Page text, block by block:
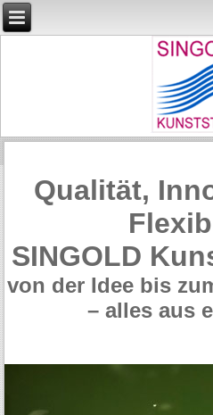
Qualität,
SINGOLD
von der Idee bis
– alles aus